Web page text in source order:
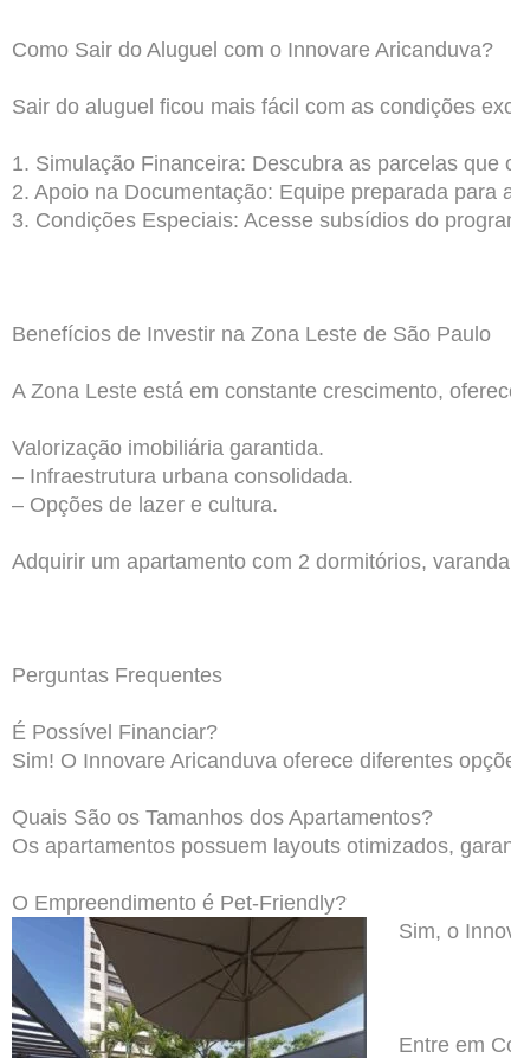
Como Sair do Aluguel com o Innovare Aricanduva?
Sair do aluguel ficou mais fácil com as condições
1. Simulação Financeira: Descubra as parcelas que
2. Apoio na Documentação: Equipe preparada para
3. Condições Especiais: Acesse subsídios do
Benefícios de Investir na Zona Leste de São Paulo
A Zona Leste está em constante crescimento,
Valorização imobiliária garantida.
– Infraestrutura urbana consolidada.
– Opções de lazer e cultura.
Adquirir um apartamento com 2 dormitórios,
Perguntas Frequentes
É Possível Financiar?
Sim! O Innovare Aricanduva oferece diferentes
Quais São os Tamanhos dos Apartamentos?
Os apartamentos possuem layouts otimizados,
O Empreendimento é Pet-Friendly?
Sim, o
Entre em